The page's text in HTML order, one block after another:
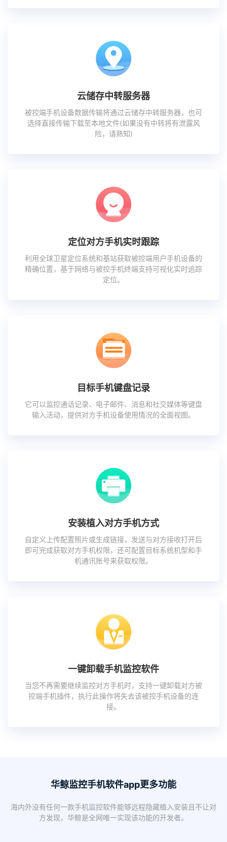
云储存中转服务器
被控端手机设备数据传输将通过云储存中转服务器，也可
选择直接传输下载至本地文件(如果没有中转将有泄露风
险，请熟知)
定位对方手机实时跟踪
利用全球卫星定位系统和基站获取被控端用户手机设备的
精确位置，基于网络与被控手机终端支持可视化实时追踪
定位。
目标手机键盘记录
它可以监控通话记录、电子邮件、消息和社交媒体等键盘
输入活动，提供对方手机设备使用情况的全面视图。
安装植入对方手机方式
自定义上传配置照片或生成链接，发送与对方接收打开后
即可完成获取对方手机权限，还可配置目标系统机型和手
机通讯账号来获取权限。
一键卸载手机监控软件
当您不再需要继续监控对方手机时，支持一键卸载对方被
控端手机插件，执行此操作将失去该被控手机设备的连
接。
华鲸监控手机软件app更多功能
海内外没有任何一款手机监控软件能够远程隐藏植入安装且不让对
方发现，华鲸是全网唯一实现该功能的开发者。